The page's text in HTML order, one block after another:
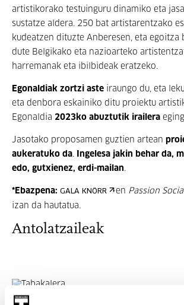
artistikorako testuinguru dinamiko eta
sustatze aldera. 250 bat artistarentzako
kudeatzen dituzte Anberesen, eta egoitza
dute Belgikako eta nazioarteko
harremanak eta ibilbideak eratzeko.
Egonaldiak zortzi aste iraungo du, eta
eta denbora eskainiko ditu proiektu
Egonaldia 2023ko abuztutik irailera
Jasotako proposamen guztien artean
aukeratuko da.
Ingelesa jakin behar da,
edo, gutxienez, erdi-mailan.
*Ebazpena: GALA KNÖRR -en Passion
izan da hautatua.
Antolatzaileak